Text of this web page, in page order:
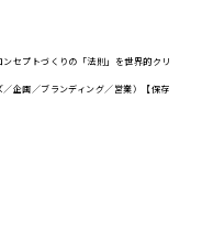
セプトづくりの「法則」を世界的クリ
企画／ブランディング／営業）【保存